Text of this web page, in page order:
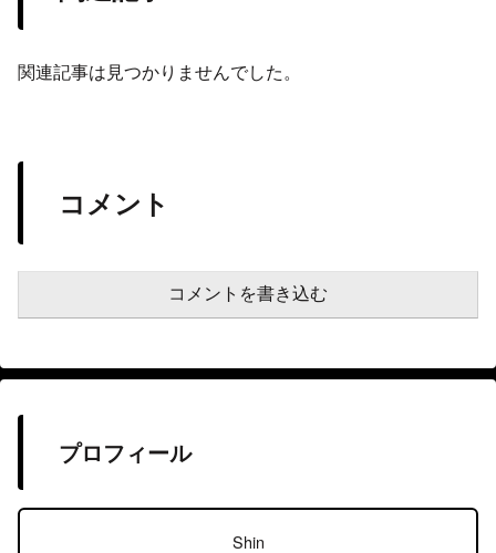
関連記事は見つかりませんでした。
コメント
コメントを書き込む
プロフィール
Shin